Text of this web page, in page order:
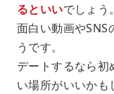
るといいでしょう。
面白い動画やSNS
うです。
デートするなら初
い場所がいいかも